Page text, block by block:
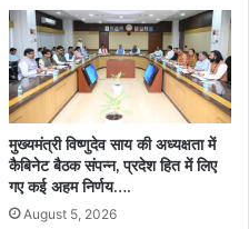
मुख्यमंत्री विष्णुदेव साय की अध्यक्षता में
कैबिनेट बैठक संपन्न, प्रदेश हित में लिए
गए कई अहम निर्णय….
August 5, 2026